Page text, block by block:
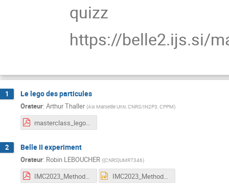
quizz
https://belle2.ijs.si/
1 Le lego des particules
Orateur: Arthur Thaller (Aix Marseille Univ, CNRS/IN2P3, CPPM)
masterclass_lego_at.pdf
2 Belle II experiment
Orateur: Robin LEBOUCHER ({CNRS}UMR7346)
IMC2023_MethodesExperimentalesBelle2.pdf IMC2023_MethodesExperimentalesBelle2.pptx